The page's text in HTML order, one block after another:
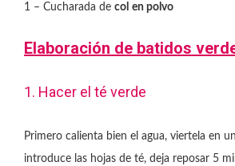
1 – Cucharada de col en polvo
Elaboración de batidos
1. Hacer el té verde
Primero calienta bien el agua, viertela en
introduce las hojas de té, deja reposar 5